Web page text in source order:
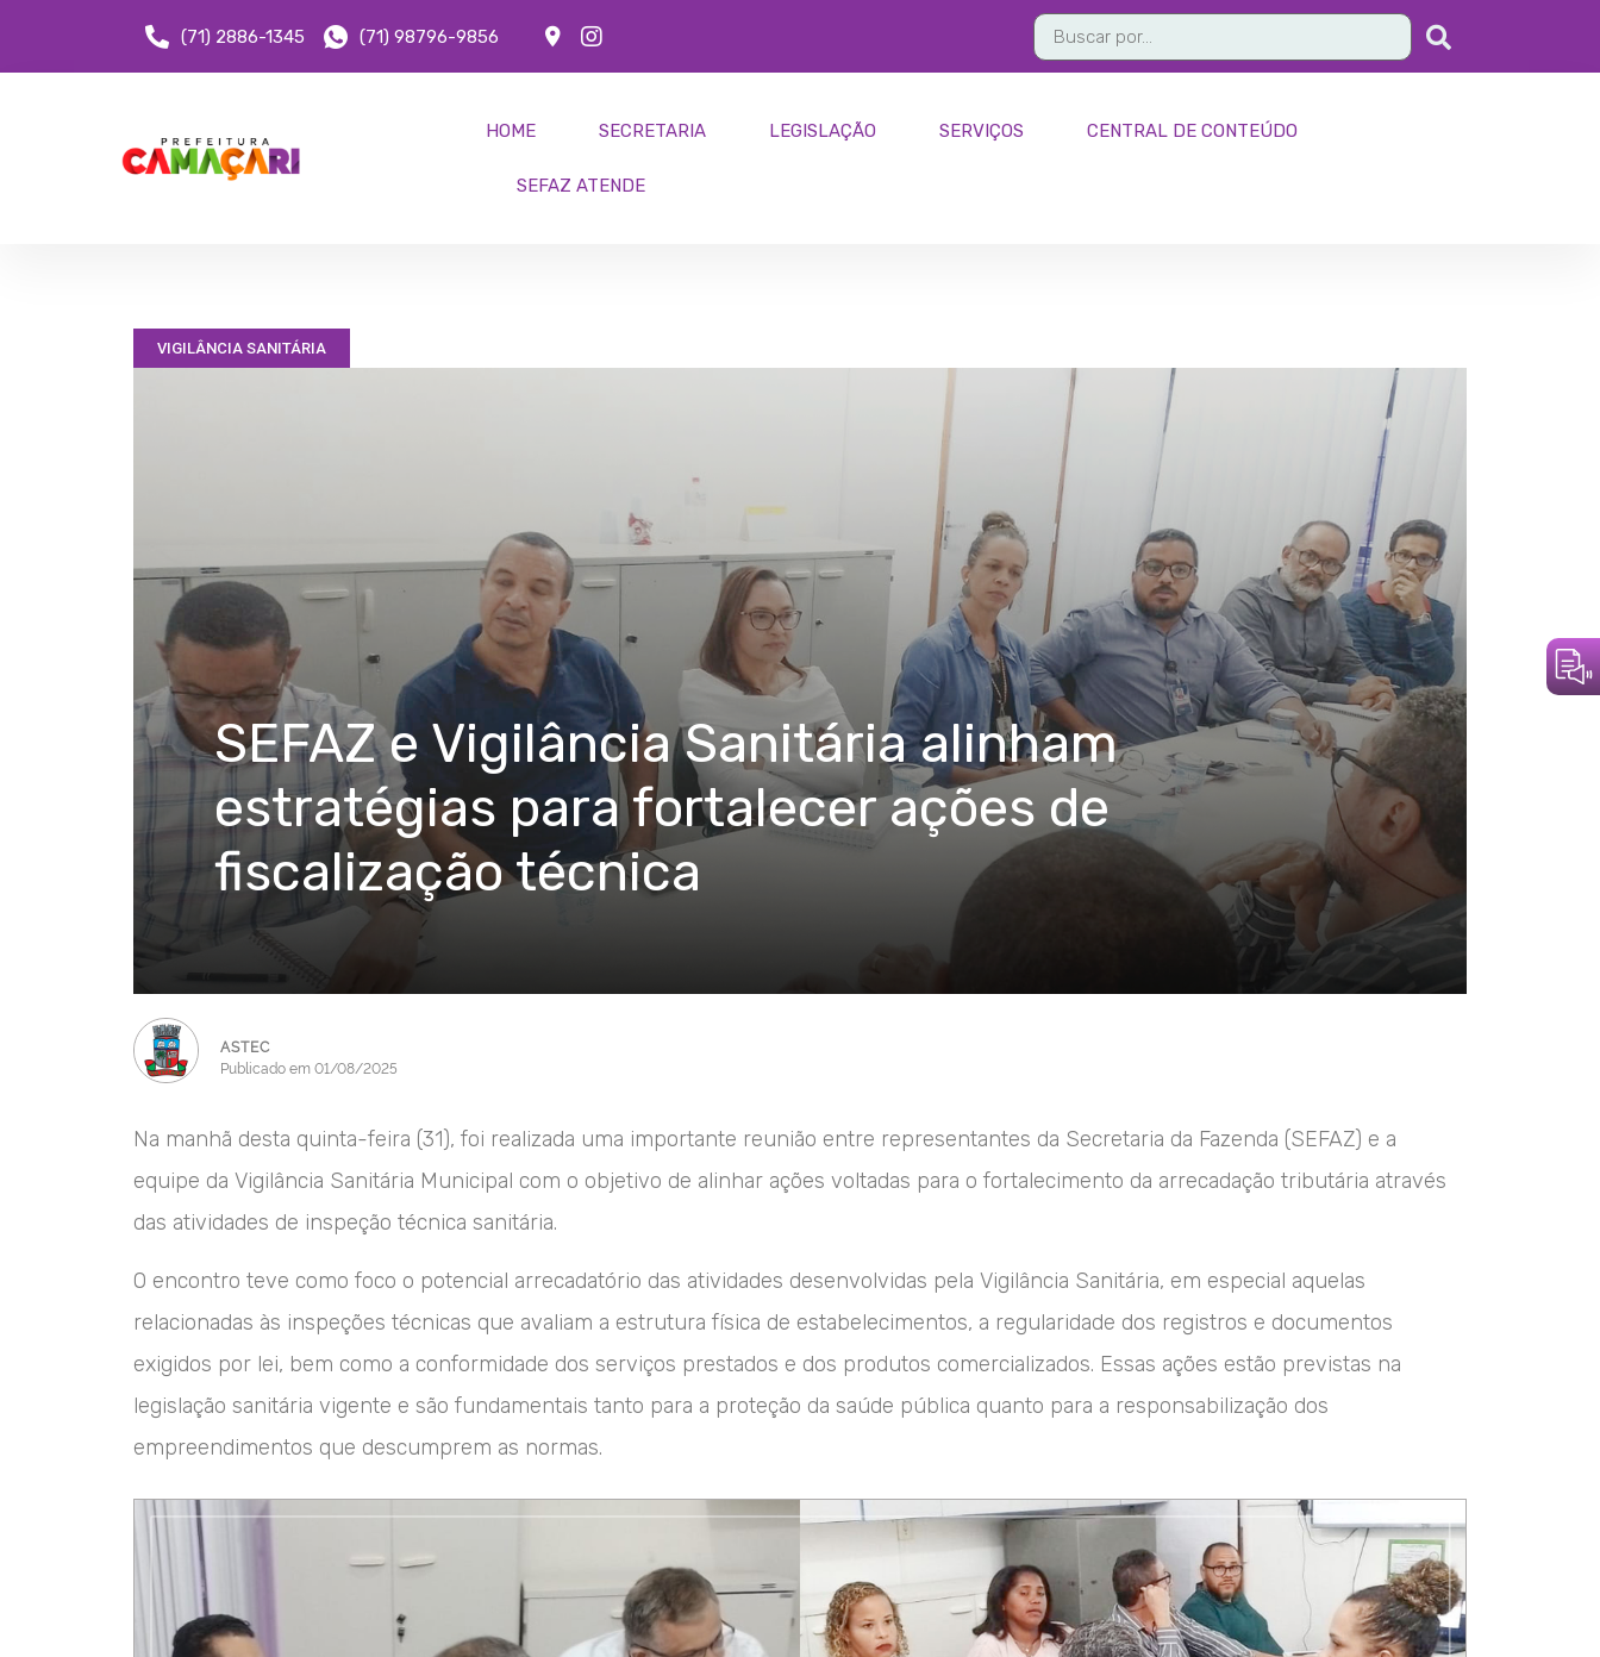
(71) 2886-1345 (71) 98796-9856
HOME SECRETARIA LEGISLAÇÃO SERVIÇOS CENTRAL DE CONTEÚDO
SEFAZ ATENDE
VIGILÂNCIA SANITÁRIA
SEFAZ e Vigilância Sanitária alinham
estratégias para fortalecer ações de
fiscalização técnica
ASTEC
Publicado em 01/08/2025
Na manhã desta quinta-feira (31), foi realizada uma importante reunião entre representantes da Secretaria da Fazenda (SEFAZ) e a
equipe da Vigilância Sanitária Municipal com o objetivo de alinhar ações voltadas para o fortalecimento da arrecadação tributária através
das atividades de inspeção técnica sanitária.
O encontro teve como foco o potencial arrecadatório das atividades desenvolvidas pela Vigilância Sanitária, em especial aquelas
relacionadas às inspeções técnicas que avaliam a estrutura física de estabelecimentos, a regularidade dos registros e documentos
exigidos por lei, bem como a conformidade dos serviços prestados e dos produtos comercializados. Essas ações estão previstas na
legislação sanitária vigente e são fundamentais tanto para a proteção da saúde pública quanto para a responsabilização dos
empreendimentos que descumprem as normas.